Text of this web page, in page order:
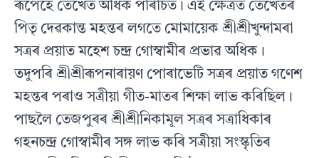
ৰূপেহে তেখেত অধিক পৰিচিত। এই ক্ষেত্ৰত তেখেতৰ
পিতৃ দেৱকান্ত মহন্তৰ লগতে মোমায়েক শ্ৰীশ্ৰীখুন্দামৰা
সত্ৰৰ প্ৰয়াত মহেশ চন্দ্ৰ গোস্বামীৰ প্ৰভাৱ অধিক।
তদুপৰি শ্ৰীশ্ৰীৰূপনাৰায়ণ পোৰাভেটি সত্ৰৰ প্ৰয়াত গণেশ
মহন্তৰ পৰাও সত্ৰীয়া গীত-মাতৰ শিক্ষা লাভ কৰিছিল।
পাছলৈ তেজপুৰৰ শ্ৰীশ্ৰীনিকামূল সত্ৰৰ সত্ৰাধিকাৰ
গহনচন্দ্ৰ গোস্বামীৰ সঙ্গ লাভ কৰি সত্ৰীয়া সংস্কৃতিৰ